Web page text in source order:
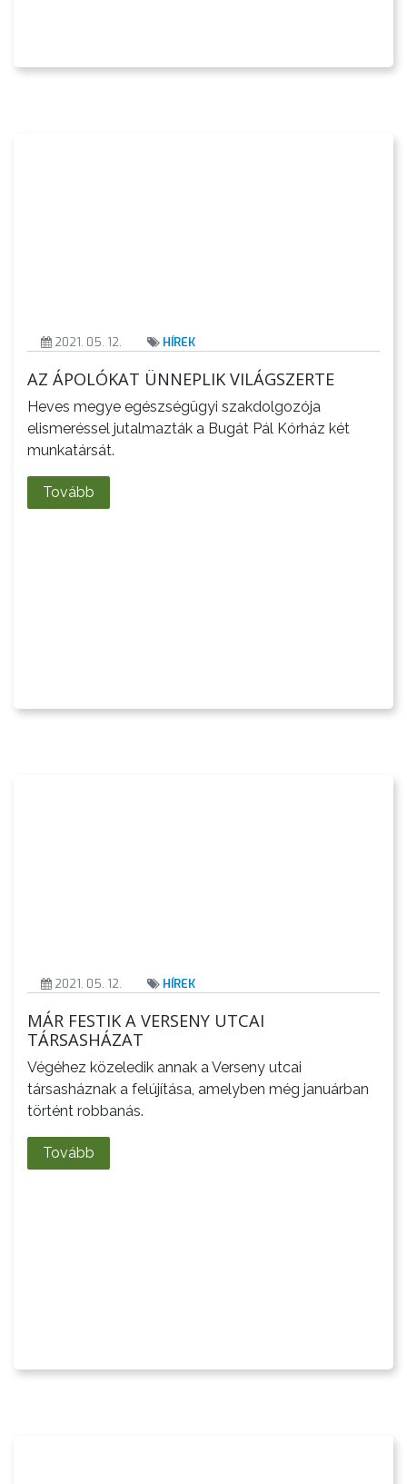
2021. 05. 12. HÍREK
AZ ÁPOLÓKAT ÜNNEPLIK VILÁGSZERTE
Heves megye egészségügyi szakdolgozója
elismeréssel jutalmazták a Bugát Pál Kórház két
munkatársát.
Tovább
2021. 05. 12. HÍREK
MÁR FESTIK A VERSENY UTCAI
TÁRSASHÁZAT
Végéhez közeledik annak a Verseny utcai
társasháznak a felújítása, amelyben még januárban
történt robbanás.
Tovább